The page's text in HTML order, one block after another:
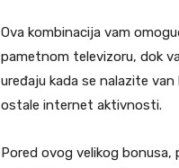
Ova kombinacija vam
pametnom televizoru, dok
uređaju kada se nalazite
ostale internet aktivnosti.
Pored ovog velikog